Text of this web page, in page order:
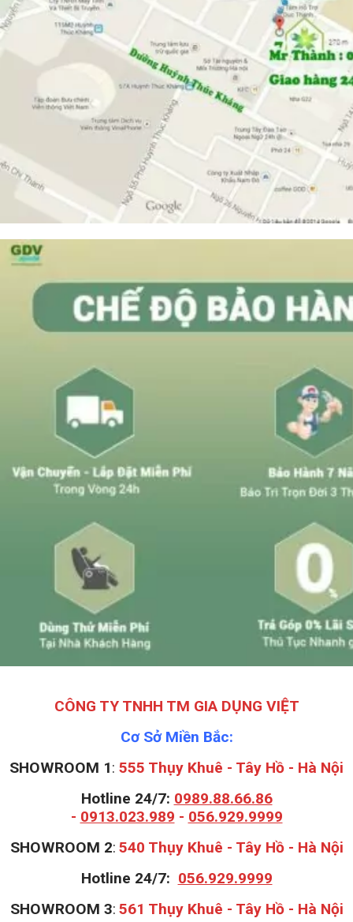
CÔNG TY TNHH TM GIA DỤNG VIỆT
Cơ Sở Miền Bắc:
SHOWROOM 1: 555 Thụy Khuê - Tây Hồ - Hà Nội
Hotline 24/7: 0989.88.66.86
- 0913.023.989 - 056.929.9999
SHOWROOM 2: 540 Thụy Khuê - Tây Hồ - Hà Nội
Hotline 24/7: 056.929.9999
SHOWROOM 3: 561 Thụy Khuê - Tây Hồ - Hà Nội